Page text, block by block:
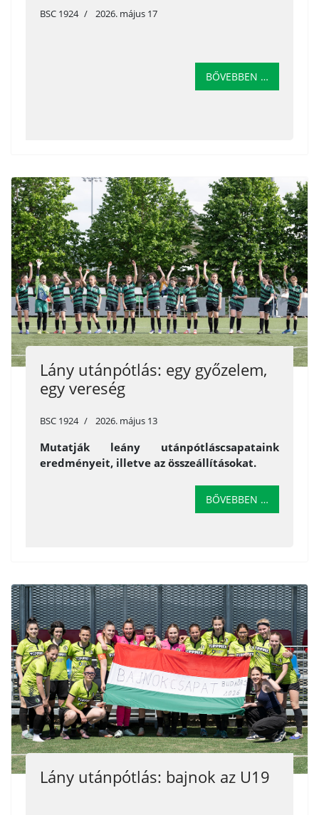
BSC 1924 2026. május 17
BŐVEBBEN …
Lány utánpótlás: egy győzelem,
egy vereség
BSC 1924 2026. május 13
Mutatják leány utánpótláscsapataink
eredményeit, illetve az összeállításokat.
BŐVEBBEN …
Lány utánpótlás: bajnok az U19